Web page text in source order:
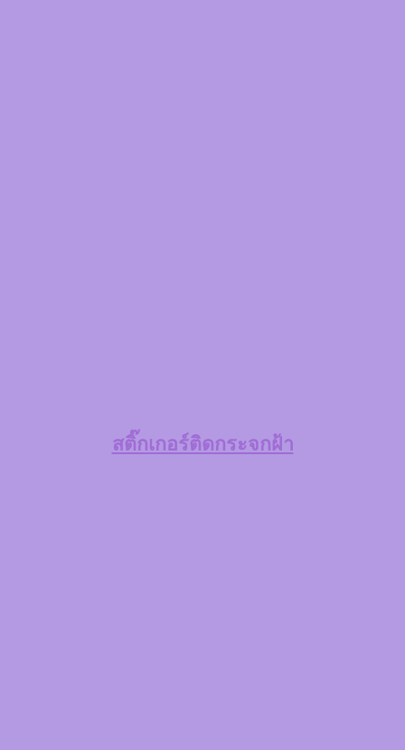
สติ๊กเกอร์ติดกระจกฝ้า